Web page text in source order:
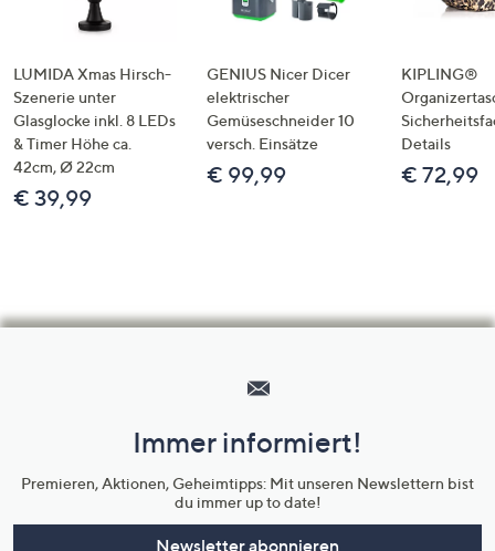
LUMIDA Xmas Hirsch-
Szenerie unter
Glasglocke inkl. 8 LEDs
& Timer Höhe ca.
42cm, Ø 22cm
€ 39,99
GENIUS Nicer Dicer
elektrischer
Gemüseschneider 10
versch. Einsätze
€ 99,99
KIPLING®
Details
€ 72,99
Unternehmensinformationen
Immer informiert!
Premieren, Aktionen, Geheimtipps: Mit unseren Newslettern bist
du immer up to date!
Newsletter abonnieren